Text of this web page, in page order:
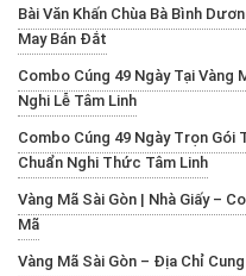
Bài Văn Khấn Chùa Bà Bình
May Bán Đắt
Combo Cúng 49 Ngày Tại Vàng
Nghi Lễ Tâm Linh
Combo Cúng 49 Ngày Trọn Gói
Chuẩn Nghi Thức Tâm Linh
Vàng Mã Sài Gòn | Nhà Giấy –
Mã
Vàng Mã Sài Gòn – Địa Chỉ